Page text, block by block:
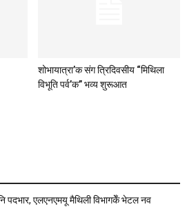
शोभायात्रा’क संग त्रिदिवसीय “मिथिला
विभूति पर्व’क” भव्य शुरूआत
पदभार, एलएनएमयू मैथिली विभागकेँ भेटल नव